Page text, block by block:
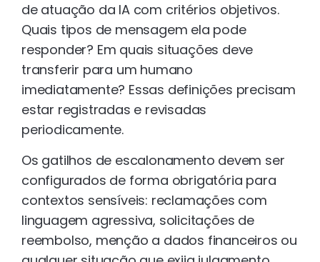
de atuação da IA com critérios objetivos.
Quais tipos de mensagem ela pode
responder? Em quais situações deve
transferir para um humano
imediatamente? Essas definições precisam
estar registradas e revisadas
periodicamente.
Os gatilhos de escalonamento devem ser
configurados de forma obrigatória para
contextos sensíveis: reclamações com
linguagem agressiva, solicitações de
reembolso, menção a dados financeiros ou